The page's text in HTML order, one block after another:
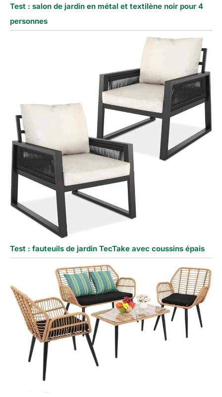
Test : salon de jardin en métal et textilène noir pour 4
personnes
Test : fauteuils de jardin TecTake avec coussins épais